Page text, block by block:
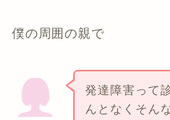
僕の周囲の親で
発達障害って
んとなくそん